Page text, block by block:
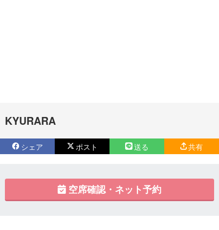
KYURARA
シェア ポスト 送る 共有
空席確認・ネット予約